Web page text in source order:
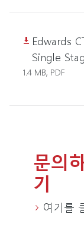
Edwards
Single
1.4 MB, PDF
문의
기
여기를